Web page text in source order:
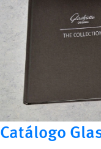
Catálogo